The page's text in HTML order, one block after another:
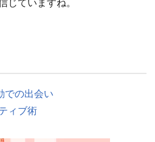
での出会い
ィブ術